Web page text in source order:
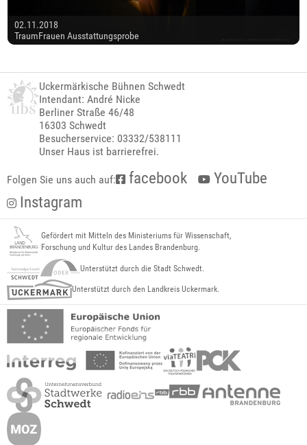
02.11.2018
TraumFrauen Ausstattungsprobe
Uckermärkische Bühnen Schwedt
Intendant: André Nicke
Berliner Straße 46/48
16303 Schwedt
Besucherservice: 03332/538111
Unser Haus ist barrierefrei.
Folgen Sie uns auch auf: facebook
YouTube
Instagram
Gefördert mit Mitteln des Ministeriums für Wissenschaft,
Forschung und Kultur des Landes Brandenburg.
Unterstützt durch die Stadt Schwedt.
Unterstützt durch den Landkreis Uckermark.